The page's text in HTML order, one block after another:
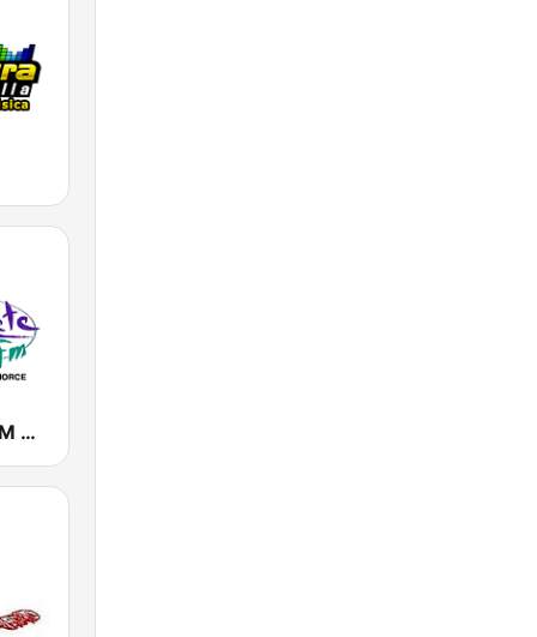
Chanquete FM Guadalhorce